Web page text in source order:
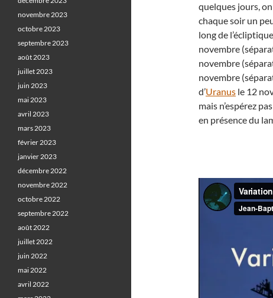
quelques jours,
chaque soir un
long de
novembre
novembre
novembre
d’Uranus le 12
mais n’espérez
en présence du
novembre 2023
octobre 2023
septembre 2023
août 2023
juillet 2023
juin 2023
mai 2023
avril 2023
mars 2023
février 2023
janvier 2023
décembre 2022
novembre 2022
octobre 2022
septembre 2022
août 2022
juillet 2022
juin 2022
mai 2022
avril 2022